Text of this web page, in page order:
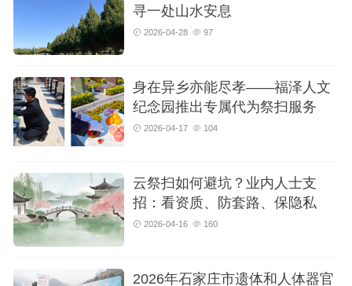
寻一处山水安息
2026-04-28 97
身在异乡亦能尽孝——福泽人文
纪念园推出专属代为祭扫服务
2026-04-17 104
云祭扫如何避坑？业内人士支
招：看资质、防套路、保隐私
2026-04-16 160
2026年石家庄市遗体和人体器官